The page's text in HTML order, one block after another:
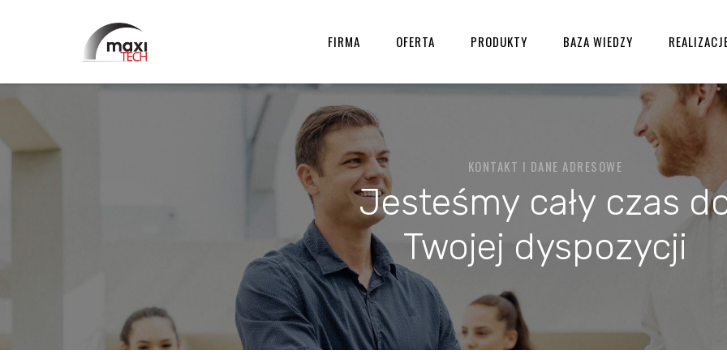
FIRMA OFERTA PRODUKTY BAZA WIEDZY
KONTAKT I DANE ADRESOWE
Jesteśmy cały czas
Twojej dyspozycji